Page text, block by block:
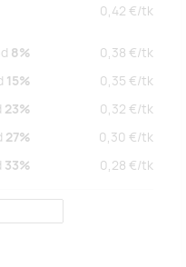
0,42 €/tk
8% 0,38 €/tk
15% 0,35 €/tk
23% 0,32 €/tk
27% 0,30 €/tk
33% 0,28 €/tk